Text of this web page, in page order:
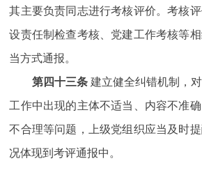
其主要负责同志进行考核评价。考核
设责任制检查考核、党建工作考核等
当方式通报。
第四十三条建立健全纠错机制，
工作中出现的主体不适当、内容不准
不合理等问题，上级党组织应当及时
况体现到考评通报中。